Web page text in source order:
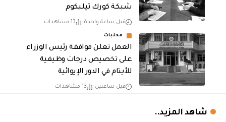
شبكة كورك تيليكوم
قبل ساعة واحدة 13 مشاهدات
محليات
العمل تعلن موافقة رئيس الوزراء
على تخصيص درجات وظيفية
للأيتام في الدور الإيوائية
قبل ساعتين 13 مشاهدات
شاهد المزيد..